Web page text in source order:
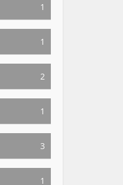
1
1
2
1
3
1